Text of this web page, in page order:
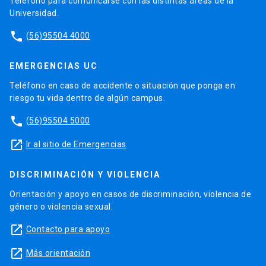
Universidad.
phone (56)95504 4000
EMERGENCIAS UC
Teléfono en caso de accidente o situación que ponga en
riesgo tu vida dentro de algún campus.
phone (56)95504 5000
launch Ir al sitio de Emergencias
DISCRIMINACIÓN Y VIOLENCIA
Orientación y apoyo en casos de discriminación, violencia de
género o violencia sexual.
launch Contacto para apoyo
launch Más orientación